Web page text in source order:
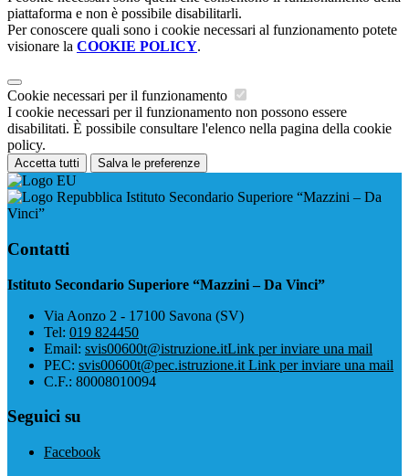
piattaforma e non è possibile disabilitarli.
Per conoscere quali sono i cookie necessari al funzionamento potete
visionare la COOKIE POLICY.
Cookie necessari per il funzionamento
I cookie necessari per il funzionamento non possono essere
disabilitati. È possibile consultare l'elenco nella pagina della cookie
policy.
Accetta tutti Salva le preferenze
Istituto Secondario Superiore “Mazzini – Da
Vinci”
Contatti
Istituto Secondario Superiore “Mazzini – Da Vinci”
Via Aonzo 2 - 17100 Savona (SV)
Tel: 019 824450
Email: svis00600t@istruzione.itLink per inviare una mail
PEC: svis00600t@pec.istruzione.it Link per inviare una mail
C.F.: 80008010094
Seguici su
Facebook